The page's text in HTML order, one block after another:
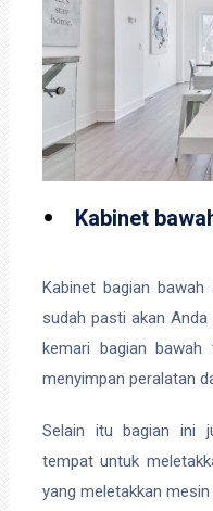
Kabinet
Kabinet bagian
sudah pasti akan
kemari bagian bawah
menyimpan peralatan
Selain itu bagian ini
tempat untuk
yang meletakkan